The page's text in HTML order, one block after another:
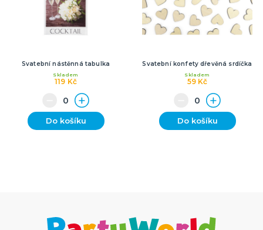
Svatební nástěnná tabulka
119 Kč
Skladem
Do košíku
Svatební konfety dřevěná srdíčka
59 Kč
Skladem
Do košíku